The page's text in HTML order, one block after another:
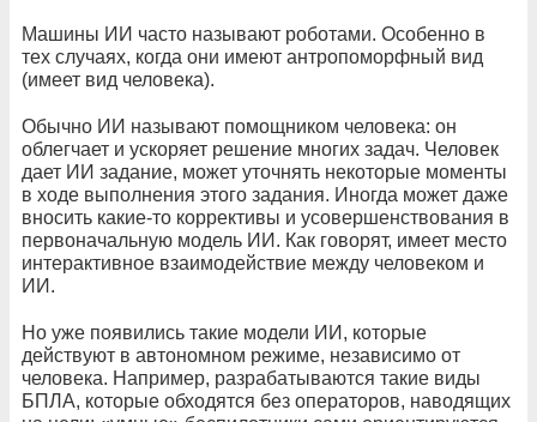
Машины ИИ часто называют роботами. Особенно в
тех случаях, когда они имеют антропоморфный вид
(имеет вид человека).
Обычно ИИ называют помощником человека: он
облегчает и ускоряет решение многих задач. Человек
дает ИИ задание, может уточнять некоторые моменты
в ходе выполнения этого задания. Иногда может даже
вносить какие-то коррективы и усовершенствования в
первоначальную модель ИИ. Как говорят, имеет место
интерактивное взаимодействие между человеком и
ИИ.
Но уже появились такие модели ИИ, которые
действуют в автономном режиме, независимо от
человека. Например, разрабатываются такие виды
БПЛА, которые обходятся без операторов, наводящих